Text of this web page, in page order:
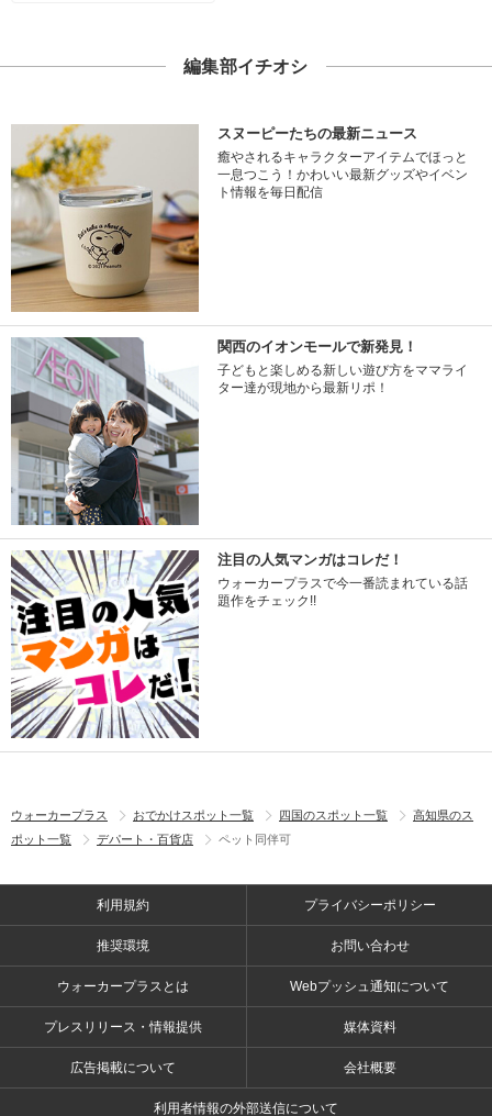
編集部イチオシ
スヌーピーたちの最新ニュース
癒やされるキャラクターアイテムでほっと
一息つこう！かわいい最新グッズやイベン
ト情報を毎日配信
関西のイオンモールで新発見！
子どもと楽しめる新しい遊び方をママライ
ター達が現地から最新リポ！
注目の人気マンガはコレだ！
ウォーカープラスで今一番読まれている話
題作をチェック!!
ウォーカープラス おでかけスポット一覧 四国のスポット一覧
高知県のス
ポット一覧
デパート・百貨店 ペット同伴可
利用規約 プライバシーポリシー
推奨環境 お問い合わせ
ウォーカープラスとは Webプッシュ通知について
プレスリリース・情報提供 媒体資料
広告掲載について 会社概要
利用者情報の外部送信について